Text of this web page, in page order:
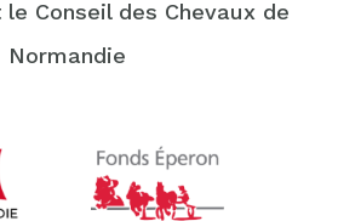
Conseil des Chevaux de
Normandie